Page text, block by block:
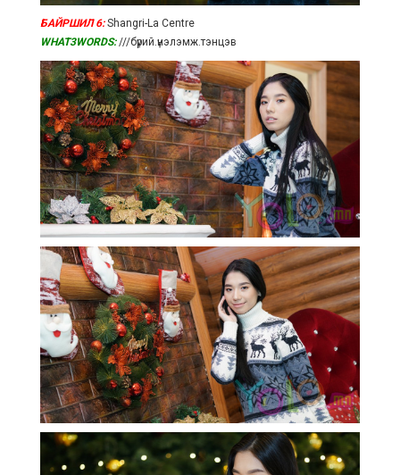
БАЙРШИЛ 6:Shangri-La Centre
WHAT3WORDS:///бүрий.үнэлэмж.тэнцэв